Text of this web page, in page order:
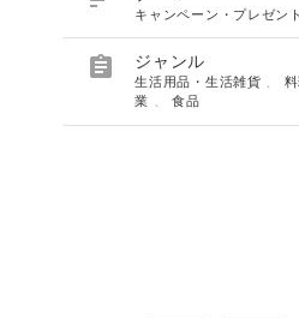
キャンペーン・プレゼント
 ジャンル
生活用品・生活雑貨
業
、食品